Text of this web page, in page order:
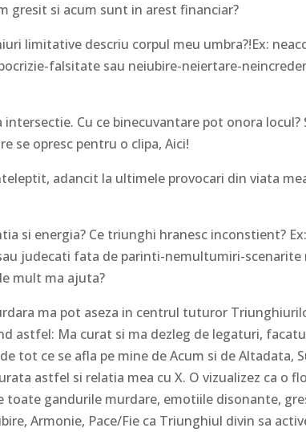
gresit si acum sunt in arest financiar?
descriu corpul meu umbra?!Ex:
falsitate sau neiubire-neiertare-
Cu ce binecuvantare pot onora locul?
se opresc pentru o clipa, Aici!
adancit la ultimele provocari din viata
energia? Ce triunghi hranesc inconstient?
judecati fata de parinti-nemultumiri-scenarite
mult ma ajuta?
ma pot aseza in centrul tuturor
astfel: Ma curat si ma dezleg de legaturi,
tot ce se afla pe mine de Acum si de Altadata,
astfel si relatia mea cu X. O vizualizez ca o
toate gandurile murdare, emotiile disonante,
Armonie, Pace/Fie ca Triunghiul divin sa